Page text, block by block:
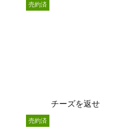
チーズを返せ
売約済
売約済